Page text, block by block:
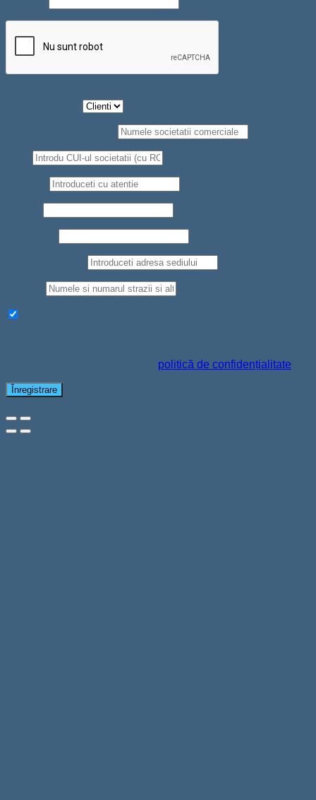
Societate comerciala
Prenume*
Judet/Localitate
Datele personale vor fi folosite pentru a-ți susține experiența
pentru alte scopuri descrise înpolitică de confidențialitate
Înregistrare